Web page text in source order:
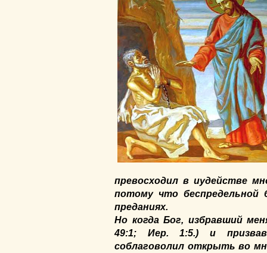
превосходил в иудействе
потому что беспредельной
преданиях.
Но когда Бог, избравший
49:1; Иер. 1:5.) и
соблаговолил открыть во